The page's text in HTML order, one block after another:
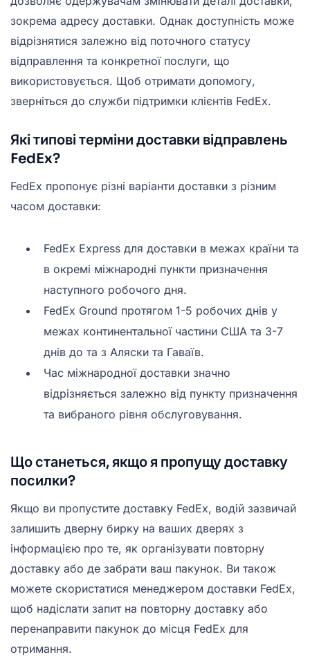
зокрема адресу доставки. Однак доступність може
відрізнятися залежно від поточного статусу
відправлення та конкретної послуги, що
використовується. Щоб отримати допомогу,
зверніться до служби підтримки клієнтів FedEx.
Які типові терміни доставки відправлень
FedEx?
FedEx пропонує різні варіанти доставки з різним
часом доставки:
FedEx Express для доставки в межах країни та
в окремі міжнародні пункти призначення
наступного робочого дня.
FedEx Ground протягом 1-5 робочих днів у
межах континентальної частини США та 3-7
днів до та з Аляски та Гаваїв.
Час міжнародної доставки значно
відрізняється залежно від пункту призначення
та вибраного рівня обслуговування.
Що станеться, якщо я пропущу доставку
посилки?
Якщо ви пропустите доставку FedEx, водій зазвичай
залишить дверну бирку на ваших дверях з
інформацією про те, як організувати повторну
доставку або де забрати ваш пакунок. Ви також
можете скористатися менеджером доставки FedEx,
щоб надіслати запит на повторну доставку або
перенаправити пакунок до місця FedEx для
отримання.